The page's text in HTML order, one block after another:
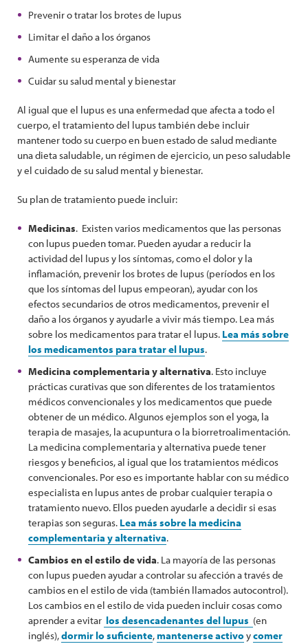
Prevenir o tratar los brotes de lupus
Limitar el daño a los órganos
Aumente su esperanza de vida
Cuidar su salud mental y bienestar
Al igual que el lupus es una enfermedad que afecta a todo el
cuerpo, el tratamiento del lupus también debe incluir
mantener todo su cuerpo en buen estado de salud mediante
una dieta saludable, un régimen de ejercicio, un peso saludable
y el cuidado de su salud mental y bienestar.
Su plan de tratamiento puede incluir:
Medicinas. Existen varios medicamentos que las personas
con lupus pueden tomar. Pueden ayudar a reducir la
actividad del lupus y los síntomas, como el dolor y la
inflamación, prevenir los brotes de lupus (períodos en los
que los síntomas del lupus empeoran), ayudar con los
efectos secundarios de otros medicamentos, prevenir el
daño a los órganos y ayudarle a vivir más tiempo. Lea más
sobre los medicamentos para tratar el lupus. Lea más sobre
los medicamentos para tratar el lupus.
Medicina complementaria y alternativa. Esto incluye
prácticas curativas que son diferentes de los tratamientos
médicos convencionales y los medicamentos que puede
obtener de un médico. Algunos ejemplos son el yoga, la
terapia de masajes, la acupuntura o la biorretroalimentación.
La medicina complementaria y alternativa puede tener
riesgos y beneficios, al igual que los tratamientos médicos
convencionales. Por eso es importante hablar con su médico
especialista en lupus antes de probar cualquier terapia o
tratamiento nuevo. Ellos pueden ayudarle a decidir si esas
terapias son seguras. Lea más sobre la medicina
complementaria y alternativa.
Cambios en el estilo de vida. La mayoría de las personas
con lupus pueden ayudar a controlar su afección a través de
cambios en el estilo de vida (también llamados autocontrol).
Los cambios en el estilo de vida pueden incluir cosas como
aprender a evitar los desencadenantes del lupus (en
inglés),dormir lo suficiente,mantenerse activoycomer